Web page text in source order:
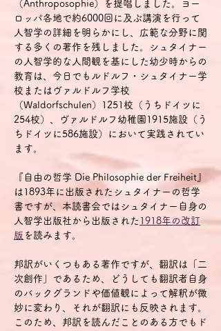
（Anthroposophie）を提唱しました。ヨー
ロッパ各地で約6000回に及ぶ講演を行って
人智学の詳細を明らかにし、広範な分野に関
する多くの著作を残しました。シュタイナー
の人智学的な人間観を基にした幼少時からの
教育は、今日でもルドルフ・シュタイナー学
校またはヴァルドルフ学校
（Waldorfschulen）1251校（うちドイツに
254校）、ヴァルドルフ幼稚園1915施設（う
ちドイツに586施設）において実践されてい
ます。
『自由の哲学 Die Philosophie der Freiheit』
は1893年に出版されたシュタイナーの哲学
書ですが、本読書会ではシュタイナー自身の
人智学出版社から出版された 1918年の改訂
版 を読みます。
邦訳がいくつもある著作ですが、翻訳は「二
次創作」であるため、どうしても翻訳者自身
のバックグランドや価値観によって解釈が微
妙に変わり、それが翻訳にも反映されます。
このため、邦訳を読んだことのある方でもド